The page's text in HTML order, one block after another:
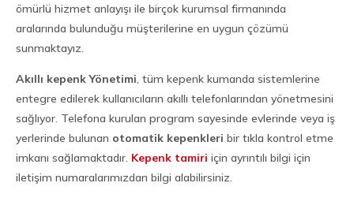
ömürlü hizmet anlayışı ile birçok kurumsal firmanında
aralarında bulunduğu müşterilerine en uygun çözümü
sunmaktayız.
Akıllı kepenk Yönetimi, tüm kepenk kumanda sistemlerine
entegre edilerek kullanıcıların akıllı telefonlarından yönetmesini
sağlıyor. Telefona kurulan program sayesinde evlerinde veya iş
yerlerinde bulunan otomatik kepenkleri bir tıkla kontrol etme
imkanı sağlamaktadır. Kepenk tamiri için ayrıntılı bilgi için
iletişim numaralarımızdan bilgi alabilirsiniz.